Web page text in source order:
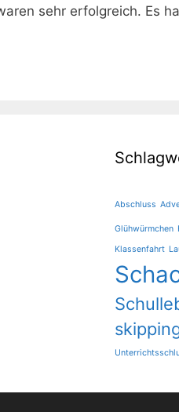
sehr erfolgreich. Es
Abschluss
Glühwürmchen
Klassenfahrt